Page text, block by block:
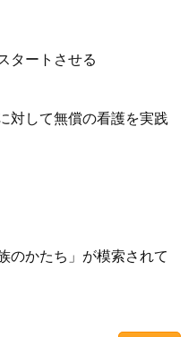
タートさせる
対して無償の看護を実践
のかたち」が模索されて